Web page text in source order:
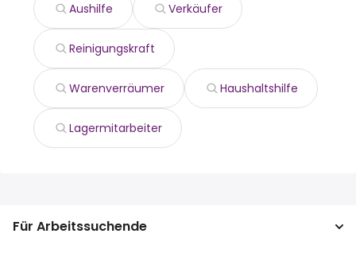
Aushilfe Verkäufer
Reinigungskraft
Warenverräumer Haushaltshilfe
Lagermitarbeiter
Für Arbeitssuchende